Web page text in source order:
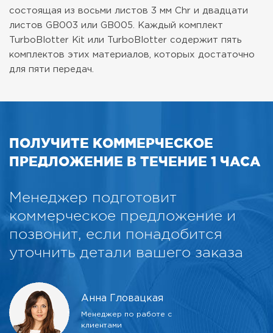
состоящая из восьми листов 3 мм Chr и двадцати
листов GB003 или GB005. Каждый комплект
TurboBlotter Kit или TurboBlotter содержит пять
комплектов этих материалов, которых достаточно
для пяти передач.
ПОЛУЧИТЕ КОММЕРЧЕСКОЕ
ПРЕДЛОЖЕНИЕ В ТЕЧЕНИЕ 1 ЧАСА
Менеджер подготовит
коммерческое предложение и
позвонит, если понадобится
уточнить детали вашего заказа
Анна Гловацкая
Менеджер по работе с
клиентами